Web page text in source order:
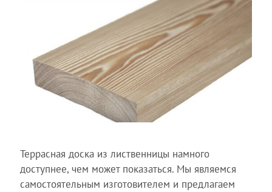
Террасная доска из лиственницы намного
доступнее, чем может показаться. Мы являемся
самостоятельным изготовителем и предлагаем